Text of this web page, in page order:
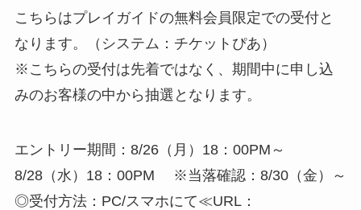
こちらはプレイガイドの無料会員限定での受付と
なります。（システム：チケットぴあ）
※こちらの受付は先着ではなく、期間中に申し込
みのお客様の中から抽選となります。
エントリー期間：8/26（月）18：00PM～
8/28（水）18：00PM ※当落確認：8/30（金）～
◎受付方法：PC/スマホにて≪URL：